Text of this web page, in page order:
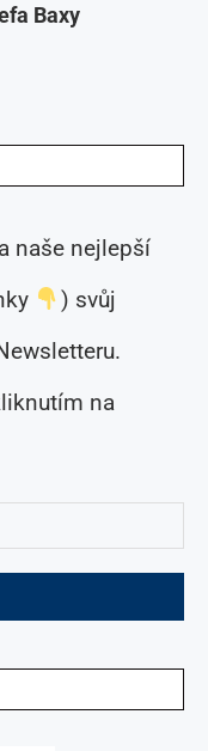
Baxy
naše nejlepší
) svůj
na